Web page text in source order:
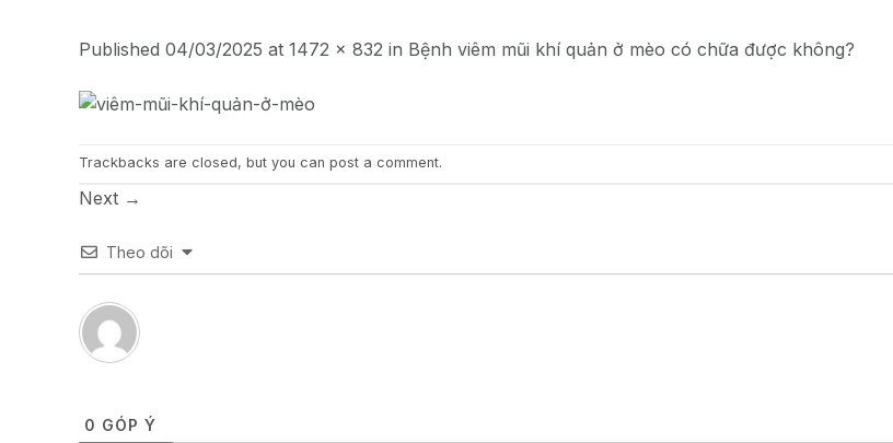
Published 04/03/2025 at 1472 × 832 in Bệnh viêm mũi khí quản ở mèo có chữa được không?
Trackbacks are closed, but you can post a comment.
Next →
Theo dõi
0 GÓP Ý